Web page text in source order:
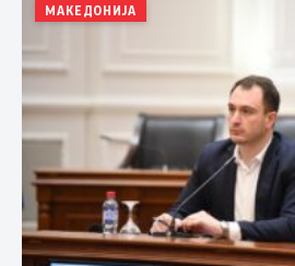
МАКЕДОНИЈА